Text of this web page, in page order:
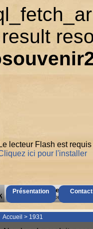
Présentation
Le lecteur Flash est
ici pour l'installer
AccÃ¨s Client
Mot de passe oubliÃ© ?
Accueil > 1931